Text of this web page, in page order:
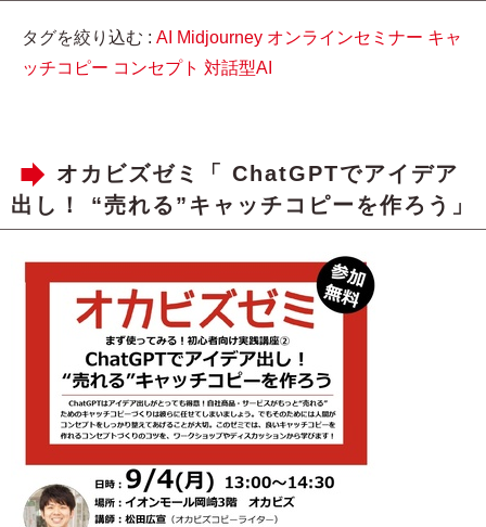
タグを絞り込む : AI Midjourney オンラインセミナー キャ
ッチコピー コンセプト 対話型AI
オカビズゼミ「 ChatGPTでアイデア
出し！ “売れる”キャッチコピーを作ろう」